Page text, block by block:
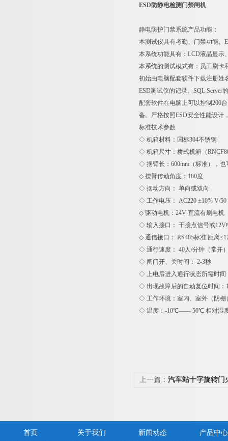
ESD防静电检测门禁闸机
静电防护门禁系统产品功能：
本测试仪具有考勤、门禁功能、
本系统功能具有：LCD液晶显示
本系统的测试模式有：员工刷卡
初始由电脑配套软件下载注册姓
ESD测试仪的记录。SQL Server
配套软件在电脑上可以控制200
备。严格按照ESD安全性能设计
标准技
◇ 机箱材料：国标304不锈钢
◇ 机箱尺寸：桥式机箱（
◇ 摆臂长：600mm（标准），也
◇ 摆臂传动角度：180度
◇ 摆动方向： 单向或双向
◇ 工作电压： AC220 ±10% V/50
◇ 驱动电机：24V 直流有刷电机
◇ 输入接口： 干接点信号或12V
◇ 通信接口： RS485标准 距离
◇ 通行速度： 40人/分钟（常开
◇ 闸门开、关时间： 2-3秒
◇ 上电后进入通行状态所需时间
◇ 出现故障后的自动复位时间：
◇ 工作环境：室内、室外（阴棚
◇ 温度：-10℃—— 50℃ 相对湿度
上一篇： 汽车站十字旋转门
首页 关于我们 新闻动态
产品中心